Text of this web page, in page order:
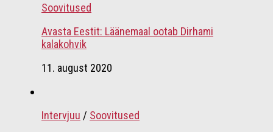
Soovitused
Avasta Eestit: Läänemaal ootab Dirhami
kalakohvik
11. august 2020
Intervjuu / Soovitused